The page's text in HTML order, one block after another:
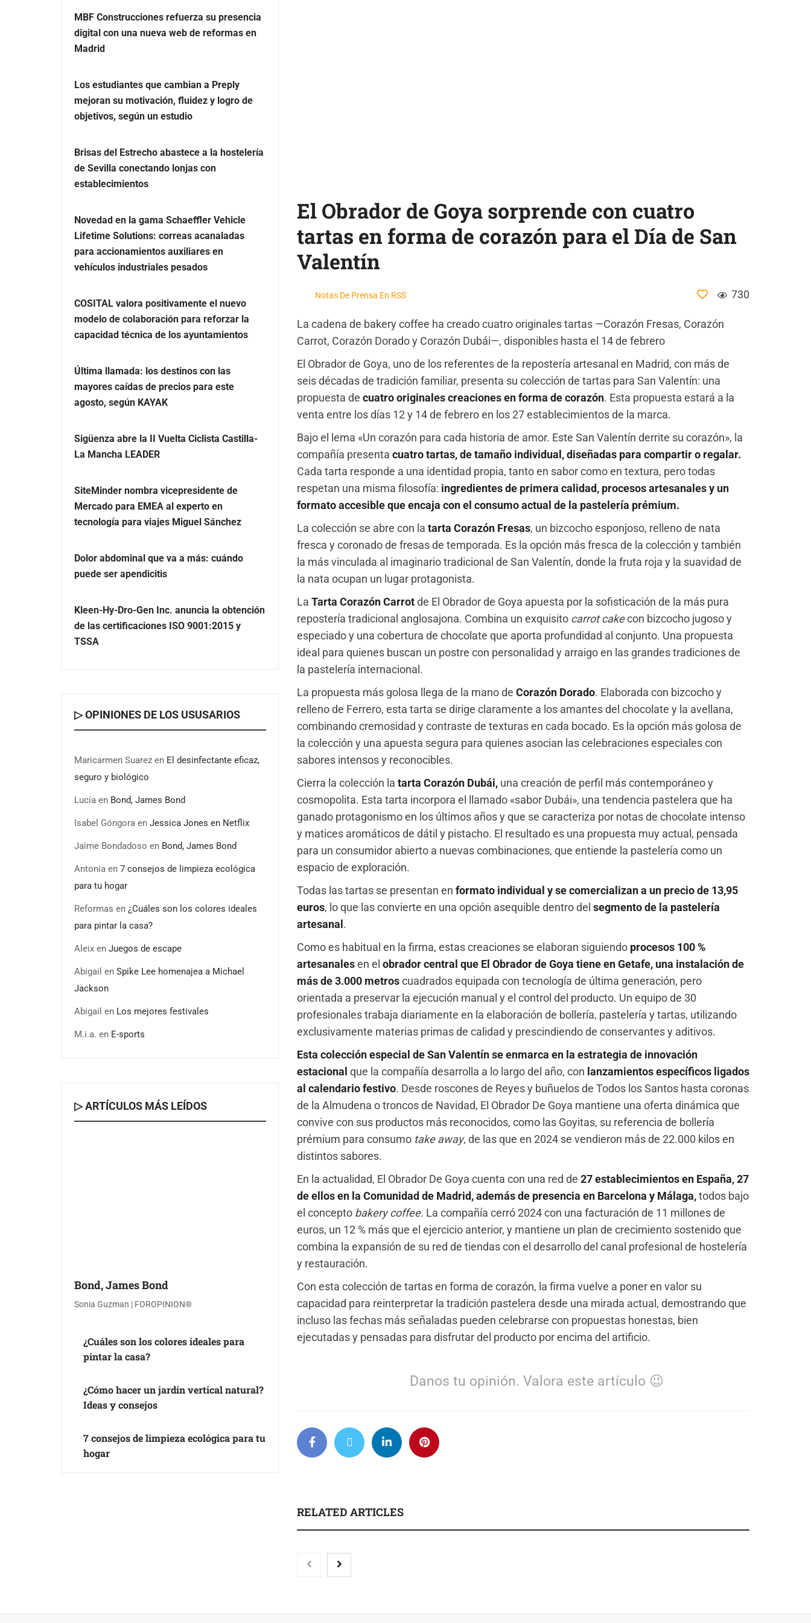
El Obrador de Goya sorprende con cuatro
tartas en forma de corazón para el Día de San
Valentín
Notas De Prensa En RSS 730
La cadena de bakery coffee ha creado cuatro originales tartas —Corazón Fresas, Corazón
Carrot, Corazón Dorado y Corazón Dubái—, disponibles hasta el 14 de febrero
El Obrador de Goya, uno de los referentes de la repostería artesanal en Madrid, con más de
seis décadas de tradición familiar, presenta su colección de tartas para San Valentín: una
propuesta de cuatro originales creaciones en forma de corazón. Esta propuesta estará a la
venta entre los días 12 y 14 de febrero en los 27 establecimientos de la marca.
Bajo el lema «Un corazón para cada historia de amor. Este San Valentín derrite su corazón», la
compañía presenta cuatro tartas, de tamaño individual, diseñadas para compartir o regalar.
Cada tarta responde a una identidad propia, tanto en sabor como en textura, pero todas
respetan una misma filosofía: ingredientes de primera calidad, procesos artesanales y un
formato accesible que encaja con el consumo actual de la pastelería prémium.
La colección se abre con la tarta Corazón Fresas, un bizcocho esponjoso, relleno de nata
fresca y coronado de fresas de temporada. Es la opción más fresca de la colección y también
la más vinculada al imaginario tradicional de San Valentín, donde la fruta roja y la suavidad de
la nata ocupan un lugar protagonista.
La Tarta Corazón Carrotde El Obrador de Goya apuesta por la sofisticación de la más pura
repostería tradicional anglosajona. Combina un exquisito carrot cakecon bizcocho jugoso y
especiado y una cobertura de chocolate que aporta profundidad al conjunto. Una propuesta
ideal para quienes buscan un postre con personalidad y arraigo en las grandes tradiciones de
la pastelería internacional.
La propuesta más golosa llega de la mano de Corazón Dorado. Elaborada con bizcocho y
relleno de Ferrero, esta tarta se dirige claramente a los amantes del chocolate y la avellana,
combinando cremosidad y contraste de texturas en cada bocado. Es la opción más golosa de
la colección y una apuesta segura para quienes asocian las celebraciones especiales con
sabores intensos y reconocibles.
Cierra la colección la tarta Corazón Dubái, una creación de perfil más contemporáneo y
cosmopolita. Esta tarta incorpora el llamado «sabor Dubái», una tendencia pastelera que ha
ganado protagonismo en los últimos años y que se caracteriza por notas de chocolate intenso
y matices aromáticos de dátil y pistacho. El resultado es una propuesta muy actual, pensada
para un consumidor abierto a nuevas combinaciones, que entiende la pastelería como un
espacio de exploración.
Todas las tartas se presentan en formato individual y se comercializan a un precio de 13,95
euros, lo que las convierte en una opción asequible dentro del segmento de la pastelería
artesanal .
Como es habitual en la firma, estas creaciones se elaboran siguiendo procesos 100 %
artesanalesen el obrador central que El Obrador de Goya tiene en Getafe, una instalación de
más de 3.000 metroscuadrados equipada con tecnología de última generación, pero
orientada a preservar la ejecución manual y el control del producto. Un equipo de 30
profesionales trabaja diariamente en la elaboración de bollería, pastelería y tartas, utilizando
exclusivamente materias primas de calidad y prescindiendo de conservantes y aditivos.
Esta colección especial de San Valentín se enmarca en la estrategia de innovación
estacional que la compañía desarrolla a lo largo del año, con lanzamientos específicos ligados
al calendario festivo. Desde roscones de Reyes y buñuelos de Todos los Santos hasta coronas
de la Almudena o troncos de Navidad, El Obrador De Goya mantiene una oferta dinámica que
convive con sus productos más reconocidos, como las Goyitas, su referencia de bollería
prémium para consumo take away, de las que en 2024 se vendieron más de 22.000 kilos en
distintos sabores.
En la actualidad, El Obrador De Goya cuenta con una red de 27 establecimientos en España, 27
de ellos en la Comunidad de Madrid, además de presencia en Barcelona y Málaga,todos bajo
el concepto bakery coffee. La compañía cerró 2024 con una facturación de 11 millones de
euros, un 12 % más que el ejercicio anterior, y mantiene un plan de crecimiento sostenido que
combina la expansión de su red de tiendas con el desarrollo del canal profesional de hostelería
y restauración.
Con esta colección de tartas en forma de corazón, la firma vuelve a poner en valor su
capacidad para reinterpretar la tradición pastelera desde una mirada actual, demostrando que
incluso las fechas más señaladas pueden celebrarse con propuestas honestas, bien
ejecutadas y pensadas para disfrutar del producto por encima del artificio.
Danos tu opinión. Valora este artículo 😉
RELATED ARTICLES
MBF Construcciones refuerza su presencia
digital con una nueva web de reformas en
Madrid
Los estudiantes que cambian a Preply
mejoran su motivación, fluidez y logro de
objetivos, según un estudio
Brisas del Estrecho abastece a la hostelería
de Sevilla conectando lonjas con
establecimientos
Novedad en la gama Schaeffler Vehicle
Lifetime Solutions: correas acanaladas
para accionamientos auxiliares en
vehículos industriales pesados
COSITAL valora positivamente el nuevo
modelo de colaboración para reforzar la
capacidad técnica de los ayuntamientos
Última llamada: los destinos con las
mayores caídas de precios para este
agosto, según KAYAK
Sigüenza abre la II Vuelta Ciclista Castilla-
La Mancha LEADER
SiteMinder nombra vicepresidente de
Mercado para EMEA al experto en
tecnología para viajes Miguel Sánchez
Dolor abdominal que va a más: cuándo
puede ser apendicitis
Kleen-Hy-Dro-Gen Inc. anuncia la obtención
de las certificaciones ISO 9001:2015 y
TSSA
▷ OPINIONES DE LOS USUSARIOS
Maricarmen Suarez en El desinfectante eficaz,
seguro y biológico
Lucía en Bond, James Bond
Isabel Góngora en Jessica Jones en Netflix
Jaime Bondadoso en Bond, James Bond
Antonia en 7 consejos de limpieza ecológica
para tu hogar
Reformas en ¿Cuáles son los colores ideales
para pintar la casa?
Aleix en Juegos de escape
Abigail en Spike Lee homenajea a Michael
Jackson
Abigail en Los mejores festivales
M.i.a. en E-sports
▷ ARTÍCULOS MÁS LEÍDOS
Bond, James Bond
Sonia Guzman | FOROPINION®
¿Cuáles son los colores ideales para
pintar la casa?
¿Cómo hacer un jardín vertical natural?
Ideas y consejos
7 consejos de limpieza ecológica para tu
hogar